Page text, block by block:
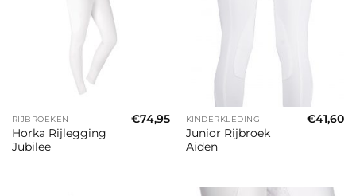
RIJBROEKEN
Horka Rijlegging
Jubilee
€74,95 KINDERKLEDING
Junior Rijbroek
Aiden
€41,60